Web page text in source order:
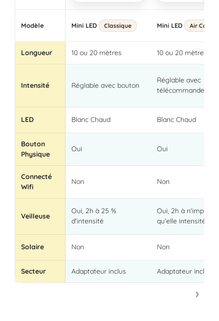
Modèle Mini LED Classique Mini LED Air Control
Longueur 10 ou 20 mètres 10 ou 20 mètres
Intensité Réglable avec bouton
Réglable avec
télécommande
LED Blanc Chaud Blanc Chaud
Bouton
Physique
Oui Oui
Connecté
Wifi
Non Non
Veilleuse
Oui, 2h à 25 %
d'intensité
Oui, 2h à n'importe
qu'elle intensité
Solaire Non Non
Secteur Adaptateur inclus Adaptateur inclus